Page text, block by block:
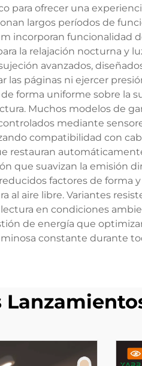
para ofrecer una
largos períodos de
incorporan funcionalidad
la relajación nocturna y
avanzados,
las páginas ni ejercer
forma uniforme sobre la
Muchos modelos de
mediante
compatibilidad con
restauran
que suavizan la emisión
factores de
al aire libre. Variantes
en condiciones
de energía que
constante durante